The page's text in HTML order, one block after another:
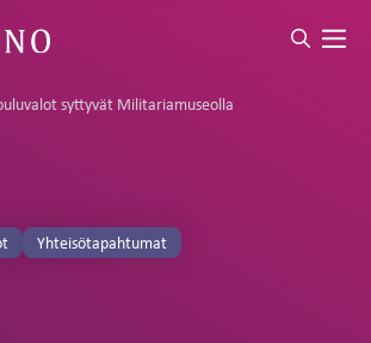
syttyvät Militariamuseolla
Yhteisötapahtumat